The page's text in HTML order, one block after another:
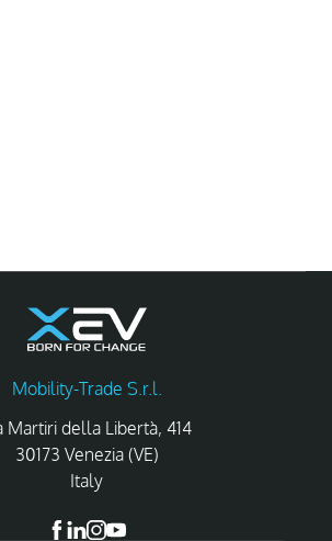
Mobility-Trade S.r.l.
Martiri della Libertà, 414
30173 Venezia (VE)
Italy